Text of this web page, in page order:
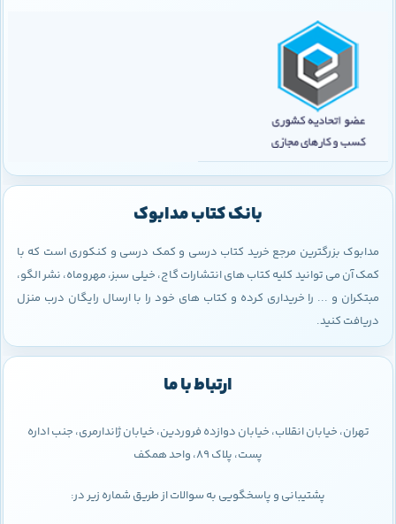
بانک کتاب مدابوک
مدابوک بزرگترین مرجع خرید کتاب درسی و کمک درسی و کنکوری است که با
کمک آن می توانید کلیه کتاب های انتشارات گاج، خیلی سبز، مهروماه، نشر الگو،
مبتکران و ... را خریداری کرده و کتاب های خود را با ارسال رایگان درب منزل
دریافت کنید.
ارتباط با ما
تهران، خیابان انقلاب، خیابان دوازده فروردین، خیابان ژاندارمری، جنب اداره
پست، پلاک 89، واحد همکف
پشتیبانی و پاسخگویی به سوالات از طریق شماره زیر در: